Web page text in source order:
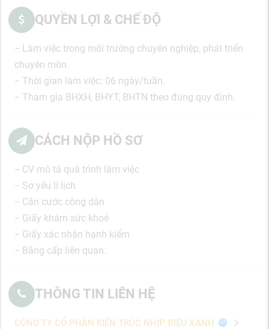
QUYỀN LỢI & CHẾ ĐỘ
− Làm việc trong môi trường chuyên nghiệp, phát triển
chuyên môn.
− Thời gian làm việc: 06 ngày/tuần.
− Tham gia BHXH, BHYT, BHTN theo đúng quy định.
CÁCH NỘP HỒ SƠ
− CV mô tả quá trình làm việc
− Sơ yếu lí lịch
− Căn cước công dân
− Giấy khám sức khoẻ
− Giấy xác nhận hạnh kiểm
− Bằng cấp liên quan.
THÔNG TIN LIÊN HỆ
CÔNG TY CỔ PHẦN KIẾN TRÚC NHỊP ĐIỆU XANH